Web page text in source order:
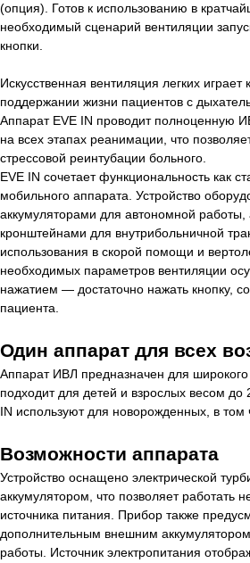
(опция). Готов к использованию в
необходимый сценарий вентиляции
кнопки.
Искусственная вентиляция легких
поддержании жизни пациентов с
Аппарат EVE IN проводит полноценную
на всех этапах реанимации, что
стрессовой реинтубации больного.
EVE IN сочетает функциональность как
мобильного аппарата. Устройство
аккумуляторами для автономной
кронштейнами для внутрибольничной
использования в скорой помощи и
необходимых параметров вентиляции
нажатием — достаточно нажать кнопку,
пациента.
Один аппарат для всех
Аппарат ИВЛ предназначен для широкого
подходит для детей и взрослых весом до
IN используют для новорожденных, в
Возможности аппарата
Устройство оснащено электрической
аккумулятором, что позволяет работать
источника питания. Прибор также
дополнительным внешним
работы. Источник электропитания